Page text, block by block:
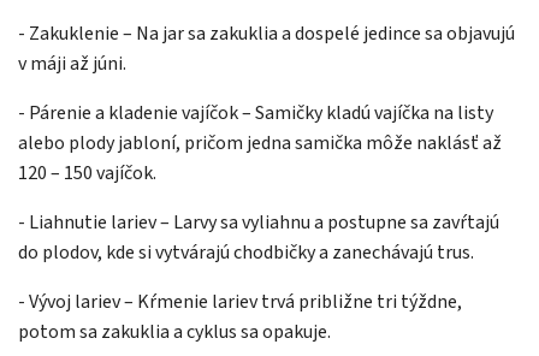
- Zakuklenie – Na jar sa zakuklia a dospelé jedince sa objavujú
v máji až júni.
- Párenie a kladenie vajíčok – Samičky kladú vajíčka na listy
alebo plody jabloní, pričom jedna samička môže naklásť až
120 – 150 vajíčok.
- Liahnutie lariev – Larvy sa vyliahnu a postupne sa zavŕtajú
do plodov, kde si vytvárajú chodbičky a zanechávajú trus.
- Vývoj lariev – Kŕmenie lariev trvá približne tri týždne,
potom sa zakuklia a cyklus sa opakuje.